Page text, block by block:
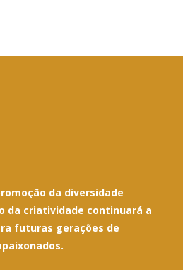
da diversidade
da criatividade continuará a
futuras gerações de